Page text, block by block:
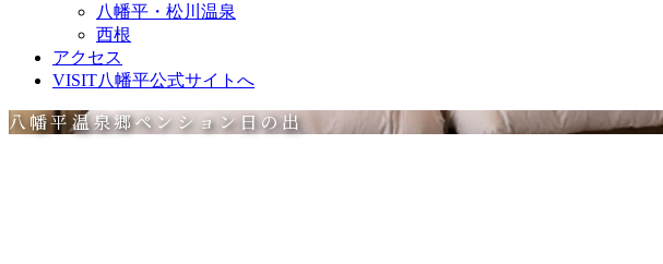
八幡平・松川温泉
西根
アクセス
VISIT八幡平公式サイトへ
八幡平温泉郷ペンション日の出